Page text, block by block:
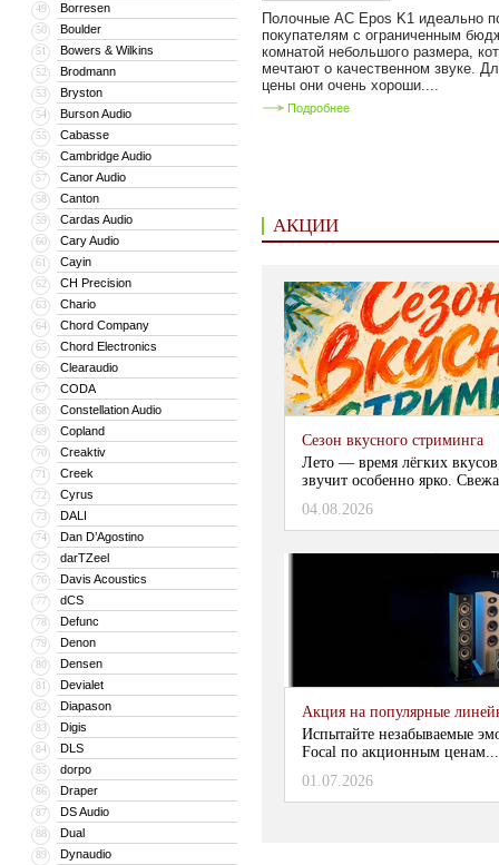
49 Borresen
50 Boulder
51 Bowers & Wilkins
52 Brodmann
53 Bryston
54 Burson Audio
55 Cabasse
56 Cambridge Audio
57 Canor Audio
58 Canton
59 Cardas Audio
60 Cary Audio
61 Cayin
62 CH Precision
63 Chario
64 Chord Company
65 Chord Electronics
66 Clearaudio
67 CODA
68 Constellation Audio
69 Copland
70 Creaktiv
71 Creek
72 Cyrus
73 DALI
74 Dan D’Agostino
75 darTZeel
76 Davis Acoustics
77 dCS
78 Defunc
79 Denon
80 Densen
81 Devialet
82 Diapason
83 Digis
84 DLS
85 dorpo
86 Draper
87 DS Audio
88 Dual
89 Dynaudio
Полочные АС Epos K1 идеально
покупателям с ограниченным
комнатой небольшого размера,
мечтают о качественном звуке.
цены они очень хороши....
Подробнее
АКЦИИ
Сезон вкусного стриминга
Лето — время лёгких
звучит особенно ярко.
04.08.2026
Акция на популярные
Испытайте незабываемые
Focal по акционным
01.07.2026